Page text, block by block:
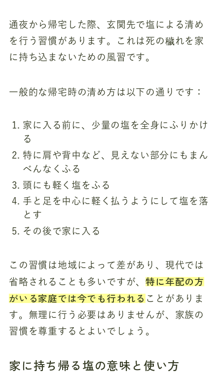
通夜から帰宅した際、玄関先で塩による清め
を行う習慣があります。これは死の穢れを家
に持ち込まないための風習です。
一般的な帰宅時の清め方は以下の通りです：
家に入る前に、少量の塩を全身にふりかけ
る
特に肩や背中など、見えない部分にもまん
べんなくふる
頭にも軽く塩をふる
手と足を中心に軽く払うようにして塩を落
とす
その後で家に入る
この習慣は地域によって差があり、現代では
省略されることも多いですが、特に年配の方
がいる家庭では今でも行われることがありま
す。無理に行う必要はありませんが、家族の
習慣を尊重するとよいでしょう。
家に持ち帰る塩の意味と使い方